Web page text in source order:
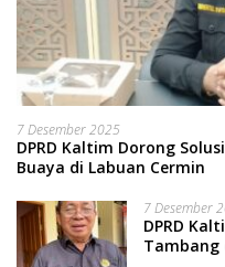
7 Desember 2025
DPRD Kaltim Dorong
Buaya di Labuan Cermin
7 Desember
DPRD
Tambang